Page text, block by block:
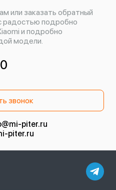
или заказать обратный
радостью подробно
и подробно
модели.
звонок
piter.ru
piter.ru